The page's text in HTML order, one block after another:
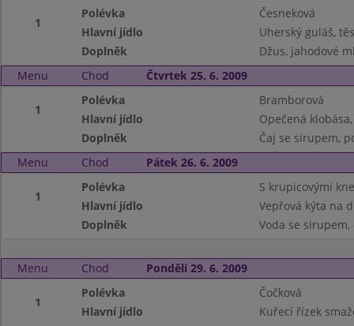
1
Polévka
Česneková
Hlavní jídlo
Uherský guláš,
Doplněk
Džus, jahodové
Menu
Chod Čtvrtek 25. 6. 2009
1
Polévka
Bramborová
Hlavní jídlo
Opečená
Doplněk
Čaj se sirupem,
Menu
Chod Pátek 26. 6. 2009
1
Polévka
S krupicovými
Hlavní jídlo
Vepřová kýta na
Doplněk
Voda se
Menu Chod Pondělí 29. 6. 2009
1
Polévka
Čočková
Hlavní jídlo
Kuřecí řízek